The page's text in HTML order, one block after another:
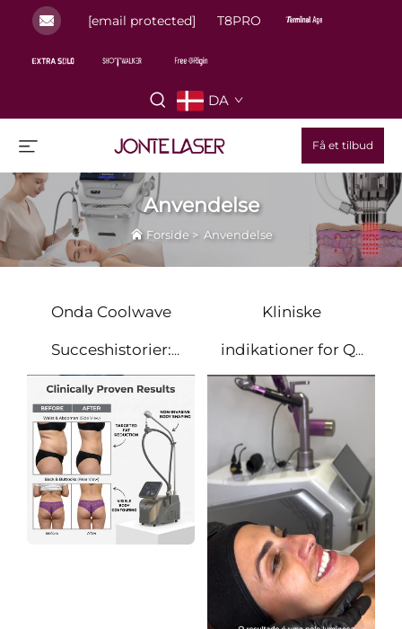
[email protected] T8PRO
DA
Få et tilbud
Anvendelse
Forside > Anvendelse
Onda Coolwave
Succeshistorier:
Den smertefrie
revolution inden
for
kropskonturering
Kliniske
indikationer for Q-
switchet laser